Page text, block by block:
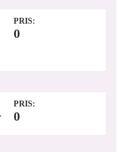
PRIS
0
PRIS
0